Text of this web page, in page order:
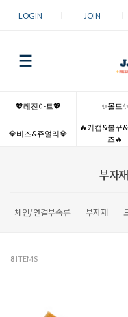
LOGIN JOIN
💖레진아트💖 ✨몰드✨
💎비즈&쥬얼리💎
🔥키캡&볼꾸
즈🔥
부자
체인/연결부속류 부자재
8 ITEMS